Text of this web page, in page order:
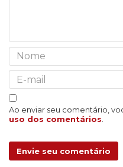
Ao enviar seu comentário,
uso dos comentários
Envie seu comentário